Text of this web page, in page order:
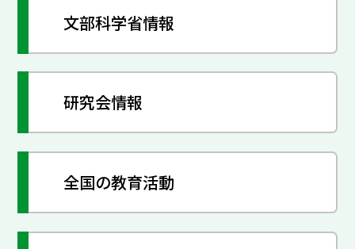
文部科学省情報
研究会情報
全国の教育活動